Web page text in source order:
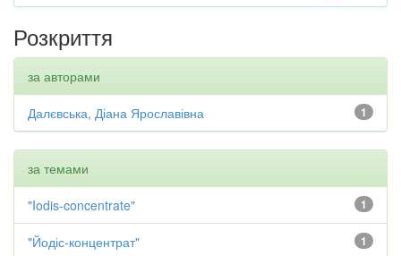
Розкриття
за авторами
1
Далєвська, Діана Ярославівна
за темами
1
"Iodis-concentrate"
1
"Йодіс-концентрат"